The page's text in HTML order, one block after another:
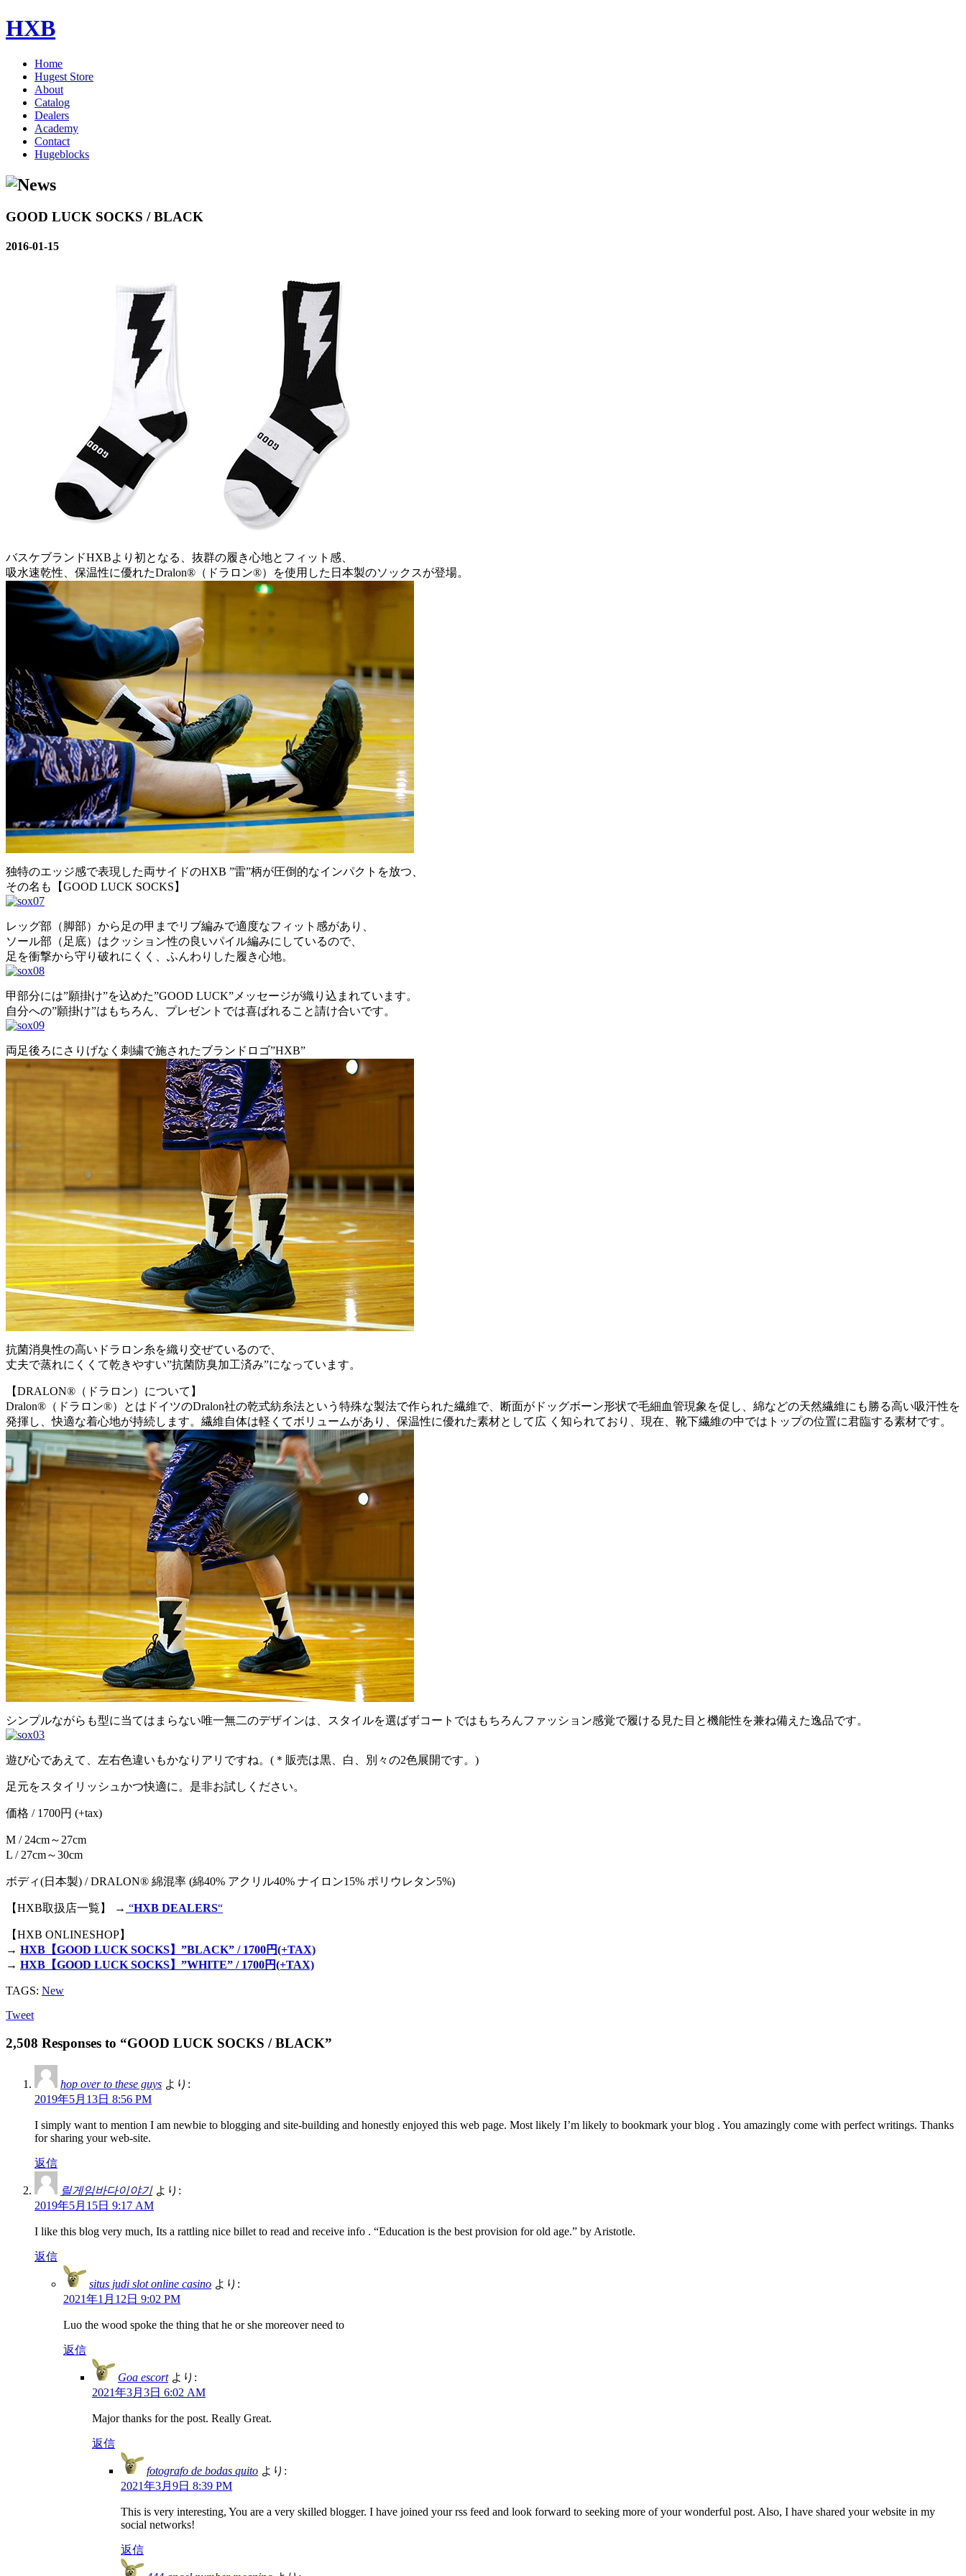
HXB
Home
Hugest Store
About
Catalog
Dealers
Academy
Contact
Hugeblocks
GOOD LUCK SOCKS / BLACK
2016-01-15
バスケブランドHXBより初となる、抜群の履き心地とフィット感、
吸水速乾性、保温性に優れたDralon®（ドラロン®）を使用した日本製のソックスが登場。
独特のエッジ感で表現した両サイドのHXB ”雷”柄が圧倒的なインパクトを放つ、
その名も【GOOD LUCK SOCKS】
レッグ部（脚部）から足の甲までリブ編みで適度なフィット感があり、
ソール部（足底）はクッション性の良いパイル編みにしているので、
足を衝撃から守り破れにくく、ふんわりした履き心地。
甲部分には”願掛け”を込めた”GOOD LUCK”メッセージが織り込まれています。
自分への”願掛け”はもちろん、プレゼントでは喜ばれること請け合いです。
両足後ろにさりげなく刺繍で施されたブランドロゴ”HXB”
抗菌消臭性の高いドラロン糸を織り交ぜているので、
丈夫で蒸れにくくて乾きやすい”抗菌防臭加工済み”になっています。
【DRALON®（ドラロン）について】
Dralon®（ドラロン®）とはドイツのDralon社の乾式紡糸法という特殊な製法で作られた繊維で、断面がドッグボーン形状で毛細血管現象を促し、綿などの天然繊維にも勝る高い吸汗性を
発揮し、快適な着心地が持続します。繊維自体は軽くてボリュームがあり、保温性に優れた素材として広 く知られており、現在、靴下繊維の中ではトップの位置に君臨する素材です。
シンプルながらも型に当てはまらない唯一無二のデザインは、スタイルを選ばずコートではもちろんファッション感覚で履ける見た目と機能性を兼ね備えた逸品です。
遊び心であえて、左右色違いもかなりアリですね。(＊販売は黒、白、別々の2色展開です。)
足元をスタイリッシュかつ快適に。是非お試しください。
価格 / 1700円 (+tax)
M / 24cm～27cm
L / 27cm～30cm
ボディ(日本製) / DRALON® 綿混率 (綿40% アクリル40% ナイロン15% ポリウレタン5%)
【HXB取扱店一覧】 → “HXB DEALERS“
【HXB ONLINESHOP】
→ HXB【GOOD LUCK SOCKS】”BLACK” / 1700円(+TAX)
→ HXB【GOOD LUCK SOCKS】”WHITE” / 1700円(+TAX)
TAGS: New
Tweet
2,508 Responses to “GOOD LUCK SOCKS / BLACK”
hop over to these guys より:
2019年5月13日 8:56 PM
I simply want to mention I am newbie to blogging and site-building and honestly enjoyed this web page. Most likely I’m likely to bookmark your blog . You amazingly come with perfect writings. Thanks
for sharing your web-site.
返信
릴게임바다이야기 より:
2019年5月15日 9:17 AM
I like this blog very much, Its a rattling nice billet to read and receive info . “Education is the best provision for old age.” by Aristotle.
返信
situs judi slot online casino より:
2021年1月12日 9:02 PM
Luo the wood spoke the thing that he or she moreover need to
返信
Goa escort より:
2021年3月3日 6:02 AM
Major thanks for the post. Really Great.
返信
fotografo de bodas quito より:
2021年3月9日 8:39 PM
This is very interesting, You are a very skilled blogger. I have joined your rss feed and look forward to seeking more of your wonderful post. Also, I have shared your website in my
social networks!
返信